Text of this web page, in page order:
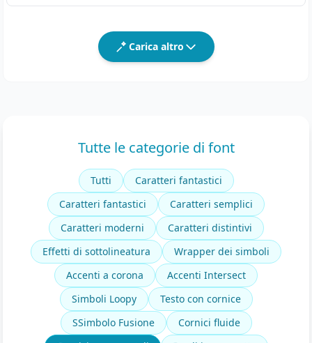
Carica altro
Tutte le categorie di font
Tutti
Caratteri fantastici
Caratteri fantastici
Caratteri semplici
Caratteri moderni
Caratteri distintivi
Effetti di sottolineatura
Wrapper dei simboli
Accenti a corona
Accenti Intersect
Simboli Loopy
Testo con cornice
SSimbolo Fusione
Cornici fluide